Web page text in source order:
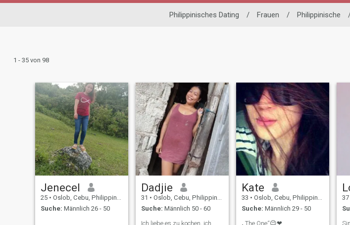
Philippinisches Dating / Frauen / Philippinische
1 - 35 von 98
Jenecel
25 • Oslob, Cebu, Philippinen
Suche: Männlich 26 - 50
Dadjie
31 • Oslob, Cebu, Philippinen
Suche: Männlich 50 - 60
Ich liebe es zu kochen, ich
Kate
33 • Oslob, Cebu, Philippinen
Suche: Männlich 29 - 50
„ The One“😉❤
37